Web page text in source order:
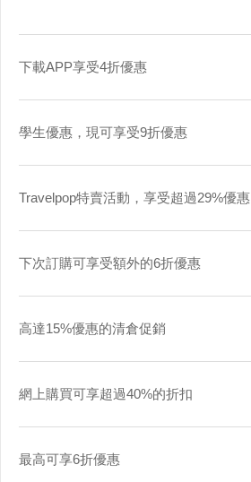
下載APP享受4折優惠
學生優惠，現可享受9折優惠
Travelpop特賣活動，享受超過29%優惠
下次訂購可享受額外的6折優惠
高達15%優惠的清倉促銷
網上購買可享超過40%的折扣
最高可享6折優惠